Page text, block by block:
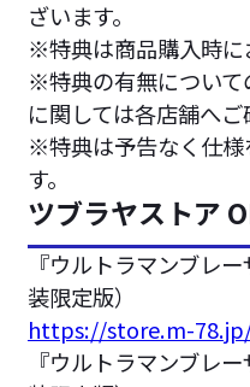
ざいます。
※特典は商品購入時に
※特典の有無について
に関しては各店舗へご
※特典は予告なく仕様
す。
ツブラヤストア
『ウルトラマンブレ
装限定版）
https://store.m-
『ウルトラマンブレ